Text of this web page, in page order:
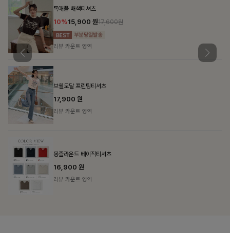
[주문폭주/군살삭제]젤링클프리 카라원피스
18%27,900 원34,000원
리뷰 카운트 영역